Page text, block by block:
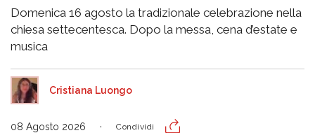
Domenica 16 agosto la tradizionale celebrazione nella
chiesa settecentesca. Dopo la messa, cena d’estate e
musica
Cristiana Luongo
08 Agosto 2026 Condividi